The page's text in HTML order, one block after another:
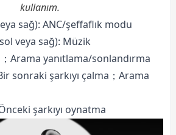
kullanım.
sağ): ANC/şeffaflık modu
veya sağ): Müzik
Arama yanıtlama/sonlandırma
sonraki şarkıyı çalma；Arama
şarkıyı oynatma